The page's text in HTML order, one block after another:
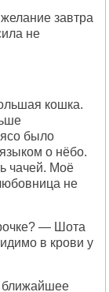
завтра
не
кошка.
было
о нёбо.
чачей. Моё
не
— Шота
в крови у
ближайшее